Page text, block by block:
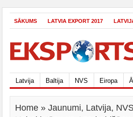
SĀKUMS LATVIA EXPORT 2017
Latvija Baltija NVS Eiropa
Home » Jaunumi, Latvija,